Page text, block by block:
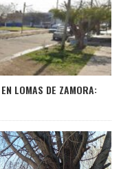
LOMAS DE ZAMORA: